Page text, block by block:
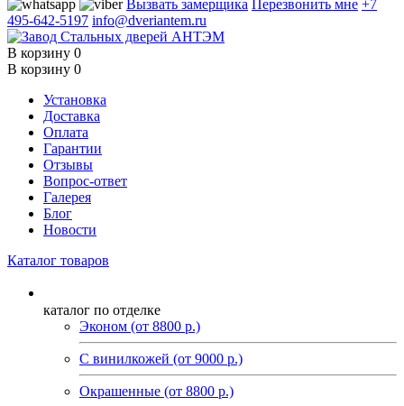
Вызвать замерщика Перезвонить мне +7
495-642-5197 info@dveriantem.ru
В корзину 0
В корзину 0
Установка
Доставка
Оплата
Гарантии
Отзывы
Вопрос-ответ
Галерея
Блог
Новости
Каталог товаров
каталог по отделке
Эконом (от 8800 р.)
С винилкожей (от 9000 р.)
Окрашенные (от 8800 р.)